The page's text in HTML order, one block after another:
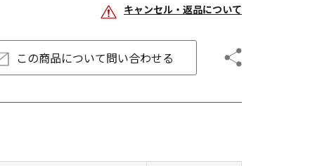
キャンセル・返品について
この商品について問い合わせる